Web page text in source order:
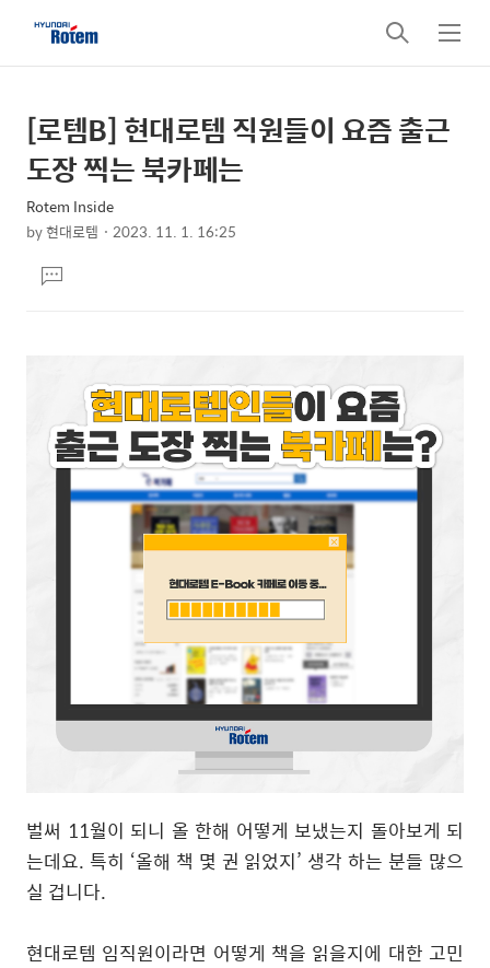
검
색
메
뉴
상
세
컨
텐
본
문
제
목
[로템B] 현대로템 직원들이 요즘 출근
도장 찍는 북카페는
Rotem Inside
by현대로템 2023. 11. 1. 16:25
문댓
글
벌써 11월이 되니 올 한해 어떻게 보냈는지 돌아보게 되
는데요. 특히 ‘올해 책 몇 권 읽었지’ 생각 하는 분들 많으
실 겁니다.
현대로템 임직원이라면 어떻게 책을 읽을지에 대한 고민